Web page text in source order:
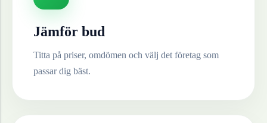
Jämför bud
Titta på priser, omdömen och välj det företag som
passar dig bäst.